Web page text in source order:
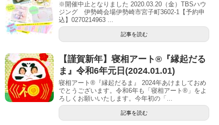
※開催中止となりました 2020.03.20（金）TBSハウ
ジング 伊勢崎会場伊勢崎市宮子町3602-1【予約申
込】0270214963 ...
記事を読む
【謹賀新年】寝相アート®︎『縁起だる
ま』令和6年元日(2024.01.01)
寝相アート®『縁起だるま』 2024年あけましておめ
でとうございます。令和6年も「寝相アート®︎」をよ
ろしくお願いいたします。今年初の「...
記事を読む